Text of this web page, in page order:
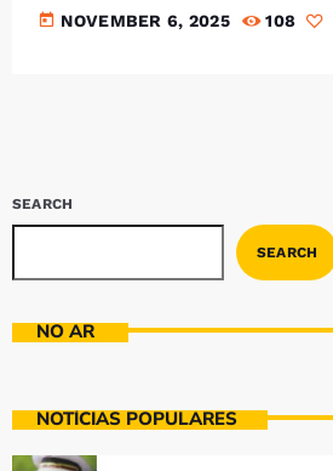
today NOVEMBER 6, 2025 108
SEARCH
SEARCH
NO AR
NOTÍCIAS POPULARES